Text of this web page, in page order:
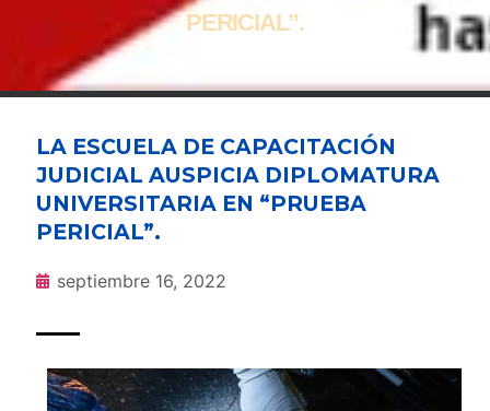
PERICIAL”.
LA ESCUELA DE CAPACITACIÓN
JUDICIAL AUSPICIA DIPLOMATURA
UNIVERSITARIA EN “PRUEBA
PERICIAL”.
septiembre 16, 2022